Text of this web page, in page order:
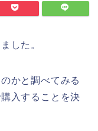
した。
かと調べてみる
入することを決